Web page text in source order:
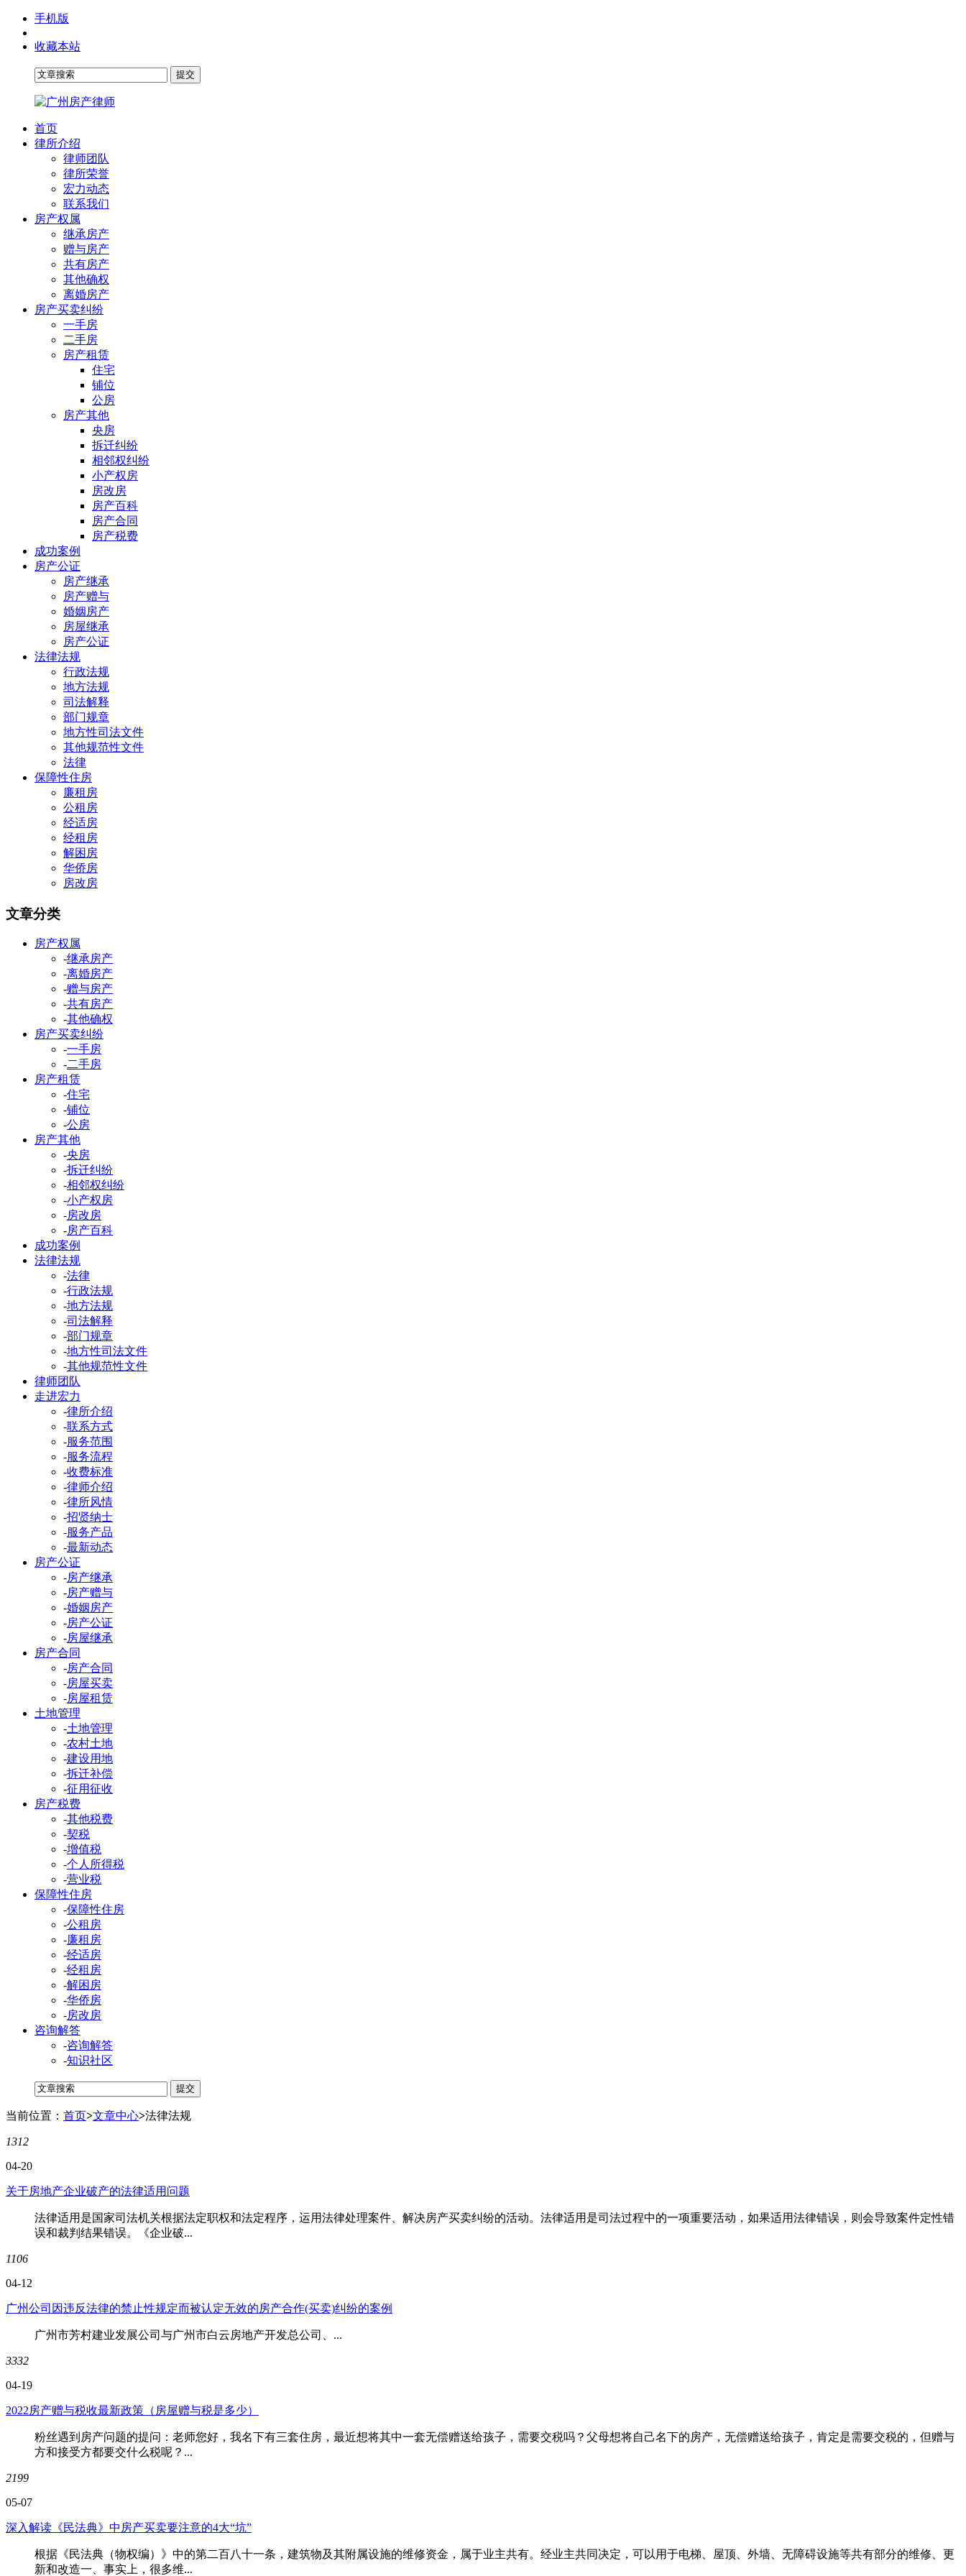
手机版
收藏本站
首页
律所介绍
律师团队
律所荣誉
宏力动态
联系我们
房产权属
继承房产
赠与房产
共有房产
其他确权
离婚房产
房产买卖纠纷
一手房
二手房
房产租赁
住宅
铺位
公房
房产其他
央房
拆迁纠纷
相邻权纠纷
小产权房
房改房
房产百科
房产合同
房产税费
成功案例
房产公证
房产继承
房产赠与
婚姻房产
房屋继承
房产公证
法律法规
行政法规
地方法规
司法解释
部门规章
地方性司法文件
其他规范性文件
法律
保障性住房
廉租房
公租房
经适房
经租房
解困房
华侨房
房改房
文章分类
房产权属
-继承房产
-离婚房产
-赠与房产
-共有房产
-其他确权
房产买卖纠纷
-一手房
-二手房
房产租赁
-住宅
-铺位
-公房
房产其他
-央房
-拆迁纠纷
-相邻权纠纷
-小产权房
-房改房
-房产百科
成功案例
法律法规
-法律
-行政法规
-地方法规
-司法解释
-部门规章
-地方性司法文件
-其他规范性文件
律师团队
走进宏力
-律所介绍
-联系方式
-服务范围
-服务流程
-收费标准
-律师介绍
-律所风情
-招贤纳士
-服务产品
-最新动态
房产公证
-房产继承
-房产赠与
-婚姻房产
-房产公证
-房屋继承
房产合同
-房产合同
-房屋买卖
-房屋租赁
土地管理
-土地管理
-农村土地
-建设用地
-拆迁补偿
-征用征收
房产税费
-其他税费
-契税
-增值税
-个人所得税
-营业税
保障性住房
-保障性住房
-公租房
-廉租房
-经适房
-经租房
-解困房
-华侨房
-房改房
咨询解答
-咨询解答
-知识社区
当前位置： 首页>文章中心>法律法规
1312
04-20
关于房地产企业破产的法律适用问题
法律适用是国家司法机关根据法定职权和法定程序，运用法律处理案件、解决房产买卖纠纷的活动。法律适用是司法过程中的一项重要活动，如果适用法律错误，则会导致案件定性错
误和裁判结果错误。《企业破...
1106
04-12
广州公司因违反法律的禁止性规定而被认定无效的房产合作(买卖)纠纷的案例
广州市芳村建业发展公司与广州市白云房地产开发总公司、...
3332
04-19
2022房产赠与税收最新政策（房屋赠与税是多少）
粉丝遇到房产问题的提问：老师您好，我名下有三套住房，最近想将其中一套无偿赠送给孩子，需要交税吗？父母想将自己名下的房产，无偿赠送给孩子，肯定是需要交税的，但赠与
方和接受方都要交什么税呢？...
2199
05-07
深入解读《民法典》中房产买卖要注意的4大“坑”
根据《民法典（物权编）》中的第二百八十一条，建筑物及其附属设施的维修资金，属于业主共有。经业主共同决定，可以用于电梯、屋顶、外墙、无障碍设施等共有部分的维修、更
新和改造一、事实上，很多维...